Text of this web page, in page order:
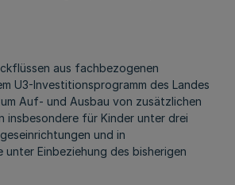
aus fachbezogenen
U3-Investitionsprogramm des Landes
Auf- und Ausbau von zusätzlichen
insbesondere für Kinder unter drei
und in
Einbeziehung des bisherigen